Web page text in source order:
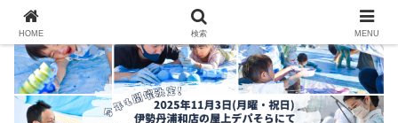
HOME 検索 MENU